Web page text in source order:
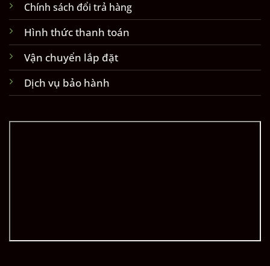
Chính sách đổi trả hàng
Hình thức thanh toán
Vận chuyển lắp đặt
Dịch vụ bảo hành